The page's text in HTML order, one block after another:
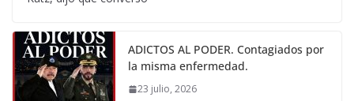
ADICTOS AL PODER. Contagiados por
la misma enfermedad.
23 julio, 2026